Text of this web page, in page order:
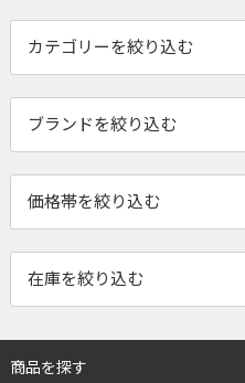
ブランドを絞り込む
商品を探す